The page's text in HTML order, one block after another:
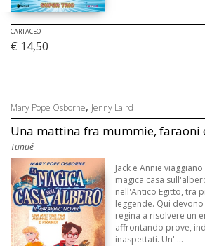
CARTACEO
€ 14,50
Mary Pope Osborne, Jenny Laird
Una mattina fra mummie, faraoni
Tunué
Jack e Annie
magica casa
nell'Antico Egitto, tra
leggende. Qui
regina a risolvere un
affrontando prove,
inaspettati. Un' ...